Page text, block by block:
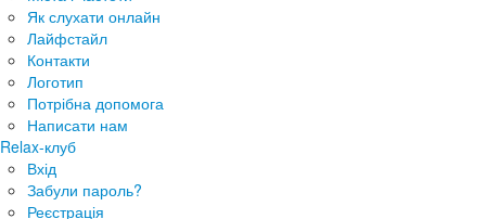
Як слухати онлайн
Лайфстайл
Контакти
Логотип
Потрібна допомога
Написати нам
Relax-клуб
Вхід
Забули пароль?
Реєстрація